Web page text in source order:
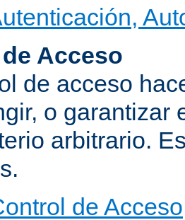
Acceso
de acceso
o garantizar
arbitrario.
de Acceso